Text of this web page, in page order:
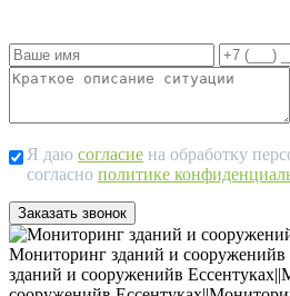
Я даю согласие на обработку
согласно политике